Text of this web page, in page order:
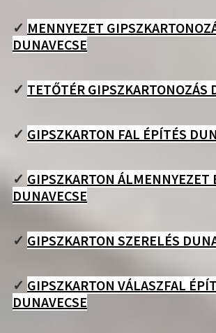
✓ MENNYEZET
DUNAVECSE
✓ TETŐTÉR GIPSZKARTONOZÁS
✓ GIPSZKARTON FAL ÉPÍTÉS
✓ GIPSZKARTON ÁLMENNYEZET
DUNAVECSE
✓ GIPSZKARTON SZERELÉS
✓ GIPSZKARTON VÁLASZFAL
DUNAVECSE